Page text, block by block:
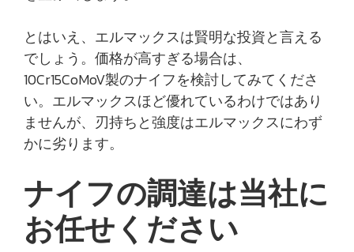
とはいえ、エルマックスは賢明な投資と言える
でしょう。価格が高すぎる場合は、
10Cr15CoMoV製のナイフを検討してみてくださ
い。エルマックスほど優れているわけではあり
ませんが、刃持ちと強度はエルマックスにわず
かに劣ります。
ナイフの調達は当社に
お任せください